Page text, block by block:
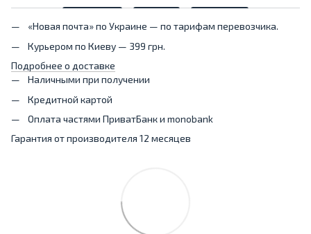
«Новая почта» по Украине — по тарифам перевозчика.
Курьером по Киеву — 399 грн.
Подробнее о доставке
Наличными при получении
Кредитной картой
Оплата частями ПриватБанк и monobank
Гарантия от производителя 12 месяцев